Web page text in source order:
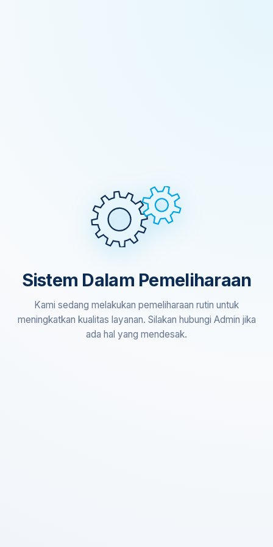
Sistem Dalam Pemeliharaan
Kami sedang melakukan pemeliharaan rutin untuk
meningkatkan kualitas layanan. Silakan hubungi Admin jika
ada hal yang mendesak.